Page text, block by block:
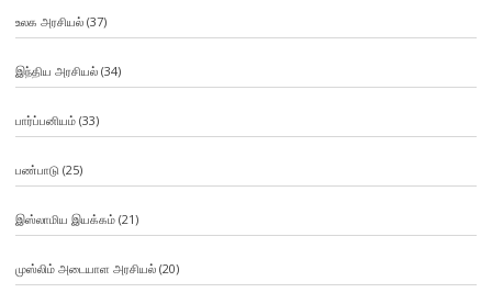
உலக அரசியல்(37)
இந்திய அரசியல்(34)
பார்ப்பனியம்(33)
பண்பாடு(25)
இஸ்லாமிய இயக்கம்(21)
முஸ்லிம் அடையாள அரசியல்(20)